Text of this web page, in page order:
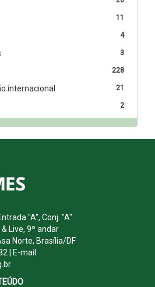
11
4
3
228
21
internacional
2
"A", Conj. "A"
Live, 9º andar
Norte, Brasília/DF
| E-mail: